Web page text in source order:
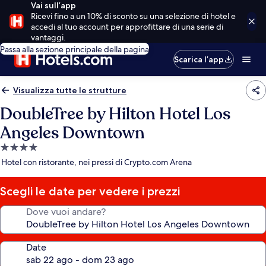
Vai sull’app
Ricevi fino a un 10% di sconto su una selezione di hotel e
accedi al tuo account per approfittare di una serie di
vantaggi.
Passa alla sezione principale della pagina
Scarica l’app
Visualizza tutte le strutture
DoubleTree by Hilton Hotel Los
Angeles Downtown
Struttura
a
stelle
Hotel con ristorante, nei pressi di Crypto.com Arena
Scegli le date per vedere i prezzi
Dove vuoi andare?
Date